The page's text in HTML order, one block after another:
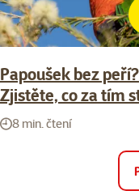
Papoušek bez peří?
Zjistěte, co za tím
8 min. čtení